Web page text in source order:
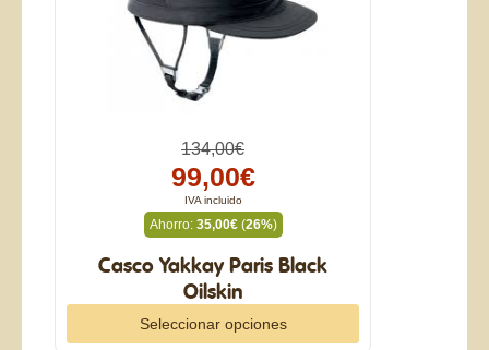
134,00€
99,00€
IVA incluido
Ahorro: 35,00€(26%)
Casco Yakkay Paris Black
Oilskin
Seleccionar opciones